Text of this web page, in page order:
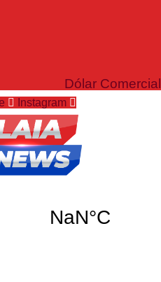
Dólar Comercial
Instagram